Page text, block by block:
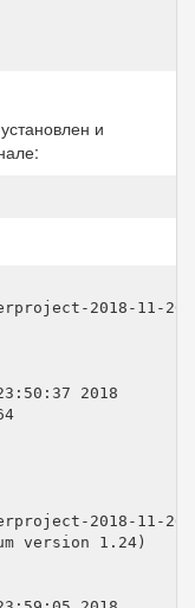
и
-2018 -11 -26
: 50 : 37
2018
-2018 -11 -26
version 1.24 )